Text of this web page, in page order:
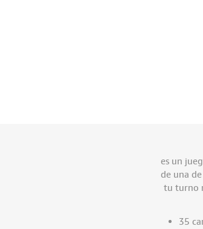
es un
de una
tu turno
35